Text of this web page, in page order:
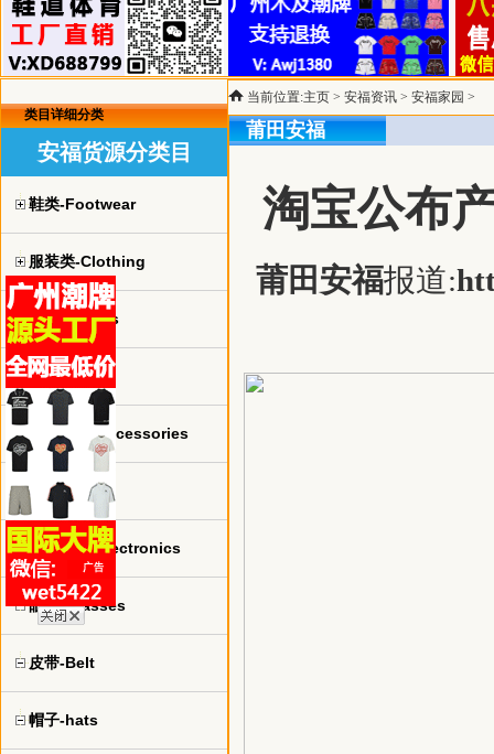
类目详细分类
安福货源分类目
鞋类-Footwear
服装类-Clothing
球衣-jerseys
手表-watch
珠宝饰品-Accessories
包包-bags
电子产品-Electronics
眼镜-Glasses
皮带-Belt
帽子-hats
当前位置:主页 > 安福资讯 > 安福家园 >
莆田安福
淘宝公布
莆田安福报道: